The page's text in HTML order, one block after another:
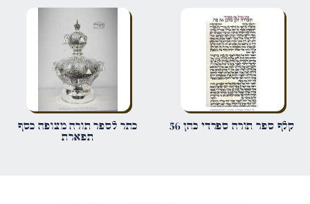
*
שמור בדפדפן זה את השם, האימייל והאתר שלי לפעם הבאה שאגיב.
קלף ספר תורה ספרדי כהן 56
כתר לספר תורה מצופה כסף
תפארת